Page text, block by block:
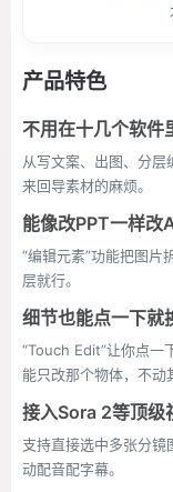
产品特色
不用在十几个软件
从写文案、出图、分
来回导素材的麻烦。
能像改PPT一样改
“编辑元素”功能把图片
层就行。
细节也能点一下就
“Touch Edit”让你点一
能只改那个物体，不动
接入Sora 2等顶级
支持直接选中多张分
动配音配字幕。